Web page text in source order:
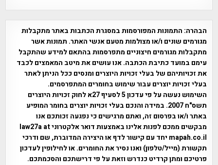
הבהרה: התמונות המפורסמות במסגרת הכתבות באתר מתקבלות
מגורמים שונים ו/או מצולמות מטעם אנשי האתר. תמונות אשר
מתקבלות מגורמים חיצוניים מתפרסמות בהתאם למידע שהתקבל
עימם במועד כתיבת הכתבה. אנו עושים את מיטב המאמצים לכבד
את זכויותיהם של בעלי זכויות היוצרים ומנסים ככל הניתן לאתר
בעלי זכויות יוצרים עבור שימוש בחומרים המתפרסמים.
השימוש נעשה על פי עדכון 5 לסעיף 27א לחוק זכויות היוצרים
תשס"ח 2007. במידה והנכם בעלי זכויות יוצרים בחומר המופיע
באתר ו/או בפרסום זה, ואתם מרגישים כי נפגעה זכותכם אנו
מבקשים ממכם לפנות אלינו באמצעות דואר אלקטרוני law27a at
mapah.co.il יחד עם קישור לדף או היצירה המדוברת, שם ודרכי
תקשורת (מייל/טלפון) ואנו נסיר את החומרים. או לחילופין לעדכון
פרטיכם ומתן קרדיט כנדרש וזאת על פי דרישתכם והסכמתכם.